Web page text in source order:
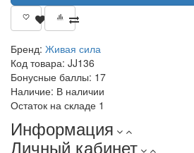
Бренд: Живая сила
Код товара: JJ136
Бонусные баллы: 17
Наличие: В наличии
Остаток на складе 1
Информация
Личный кабинет